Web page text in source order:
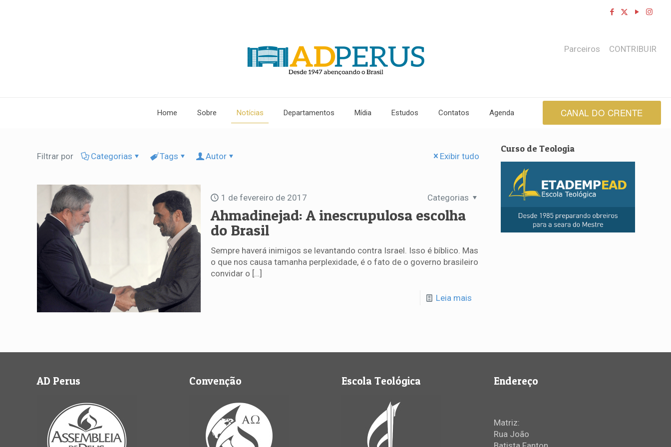
Home Sobre Notícias Departamentos Mídia Estudos Contatos Agenda
Parceiros CONTRIBUIR
CANAL DO CRENTE
Filtrar por Categorias Tags Autor Exibir tudo
1 de fevereiro de 2017 Categorias
Ahmadinejad: A inescrupulosa escolha
do Brasil
Sempre haverá inimigos se levantando contra Israel. Isso é bíblico. Mas
o que nos causa tamanha perplexidade, é o fato de o governo brasileiro
convidar o […]
Leia mais
Curso de Teologia
AD Perus Convenção Escola Teológica Endereço
Matriz:
Rua João